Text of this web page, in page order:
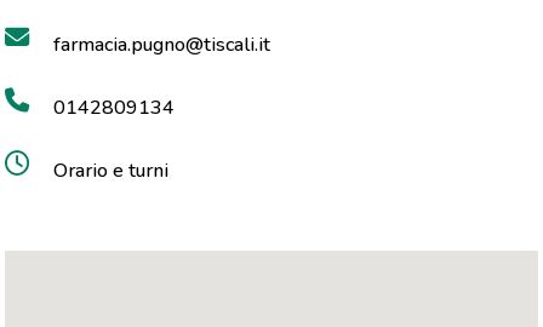
farmacia.pugno@tiscali.it
0142809134
Orario e turni